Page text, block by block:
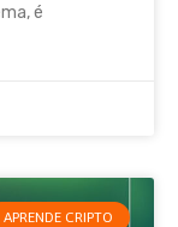
é
APRENDE CRIPTO